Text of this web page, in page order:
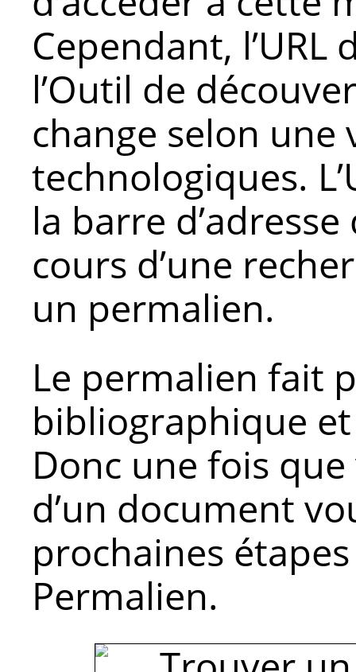
Cependant, l’URL
l’Outil de
change selon
technologiques.
la barre
cours d’une
un permalien.
Le permalien fait
bibliographique
Donc une fois
d’un document
prochaines
Permalien.